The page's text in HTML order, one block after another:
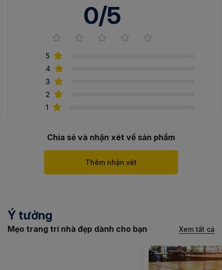
0/5
5
4
3
2
1
Chia sẻ và nhận xét về sản phẩm
Thêm nhận xét
Ý tưởng
Mẹo trang trí nhà đẹp dành cho bạn Xem tất cả